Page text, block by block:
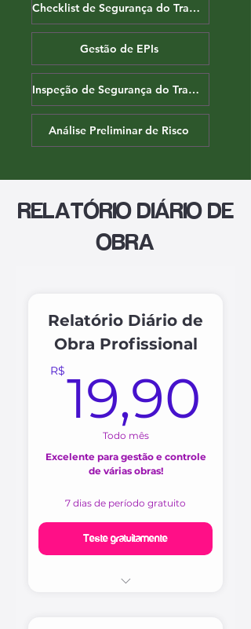
Checklist de Segurança do Trabalho
Gestão de EPIs
Inspeção de Segurança do Trabalho
Análise Preliminar de Risco
RELATÓRIO DIÁRIO DE
OBRA
Relatório Diário de
Obra Profissional
R$19,90
Todo mês
Excelente para gestão e controle
de várias obras!
7 dias de período gratuito
Teste gratuitamente